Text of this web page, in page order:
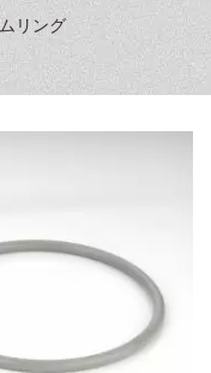
リングソリューション
リング